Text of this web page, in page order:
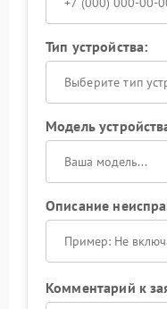
Тип устройства:
Выберите тип
Модель
Описание
Комментарий к